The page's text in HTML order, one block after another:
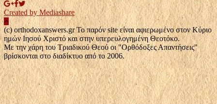
Created by Mediashare
(c) orthodoxanswers.gr Το παρόν site είναι αφιερωμένο στον Κύριο
ημών Ιησού Χριστό και στην υπερευλογημένη Θεοτόκο.
Με την χάρη του Τριαδικού Θεού οι "Ορθόδοξες Απαντήσεις"
βρίσκονται στο διαδίκτυο από το 2006.